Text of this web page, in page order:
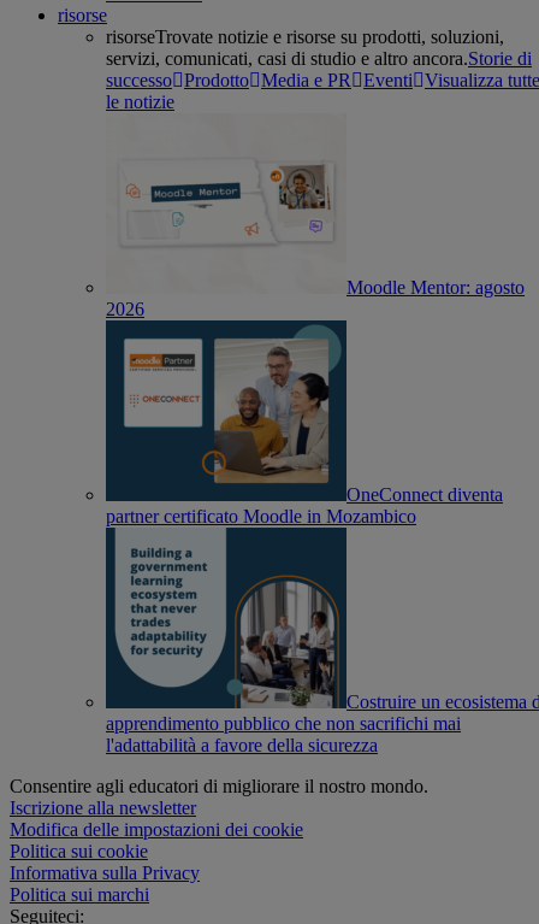
risorse
risorseTrovate notizie e risorse su prodotti, soluzioni,
servizi, comunicati, casi di studio e altro ancora.Storie di
successo Prodotto Media e PR Eventi
Visualizza tutte
le notizie
Moodle Mentor: agosto
2026
OneConnect diventa
partner certificato Moodle in Mozambico
Costruire un ecosistema
apprendimento pubblico che non sacrifichi mai
l'adattabilità a favore della sicurezza
Consentire agli educatori di migliorare il nostro mondo.
Iscrizione alla newsletter
Modifica delle impostazioni dei cookie
Politica sui cookie
Informativa sulla Privacy
Politica sui marchi
Seguiteci: